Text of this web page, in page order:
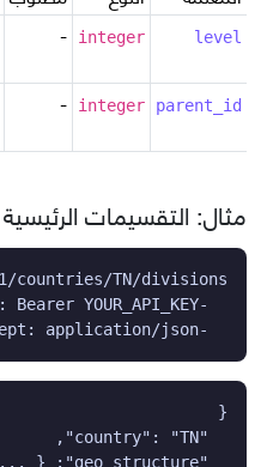
level
integer
-
parent_id
integer
-
مثال: التقسيمات الرئيسية
  -H "Accept: application/json"